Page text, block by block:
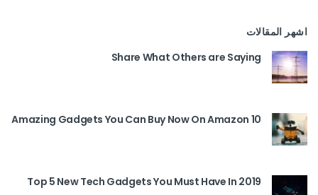
اشهر المقالات
Share What Others are Saying
10 Amazing Gadgets You Can Buy Now On Amazon
Top 5 New Tech Gadgets You Must Have In 2019